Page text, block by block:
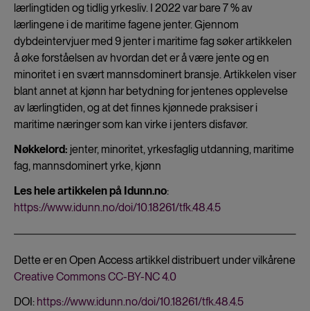
lærlingtiden og tidlig yrkesliv. I 2022 var bare 7 % av
lærlingene i de maritime fagene jenter. Gjennom
dybdeintervjuer med 9 jenter i maritime fag søker artikkelen
å øke forståelsen av hvordan det er å være jente og en
minoritet i en svært mannsdominert bransje. Artikkelen viser
blant annet at kjønn har betydning for jentenes opplevelse
av lærlingtiden, og at det finnes kjønnede praksiser i
maritime næringer som kan virke i jenters disfavør.
Nøkkelord: jenter, minoritet, yrkesfaglig utdanning, maritime
fag, mannsdominert yrke, kjønn
Les hele artikkelen på Idunn.no:
https://www.idunn.no/doi/10.18261/tfk.48.4.5
Dette er en Open Access artikkel distribuert under vilkårene
Creative Commons CC-BY-NC 4.0
DOI: https://www.idunn.no/doi/10.18261/tfk.48.4.5